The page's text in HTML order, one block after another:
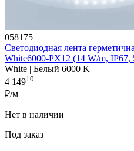
058175
Светодиодная лента
White6000-PX12 (14 W/m,
White | Белый 6000 K
4 14910
₽/м
Нет в наличии
Под заказ